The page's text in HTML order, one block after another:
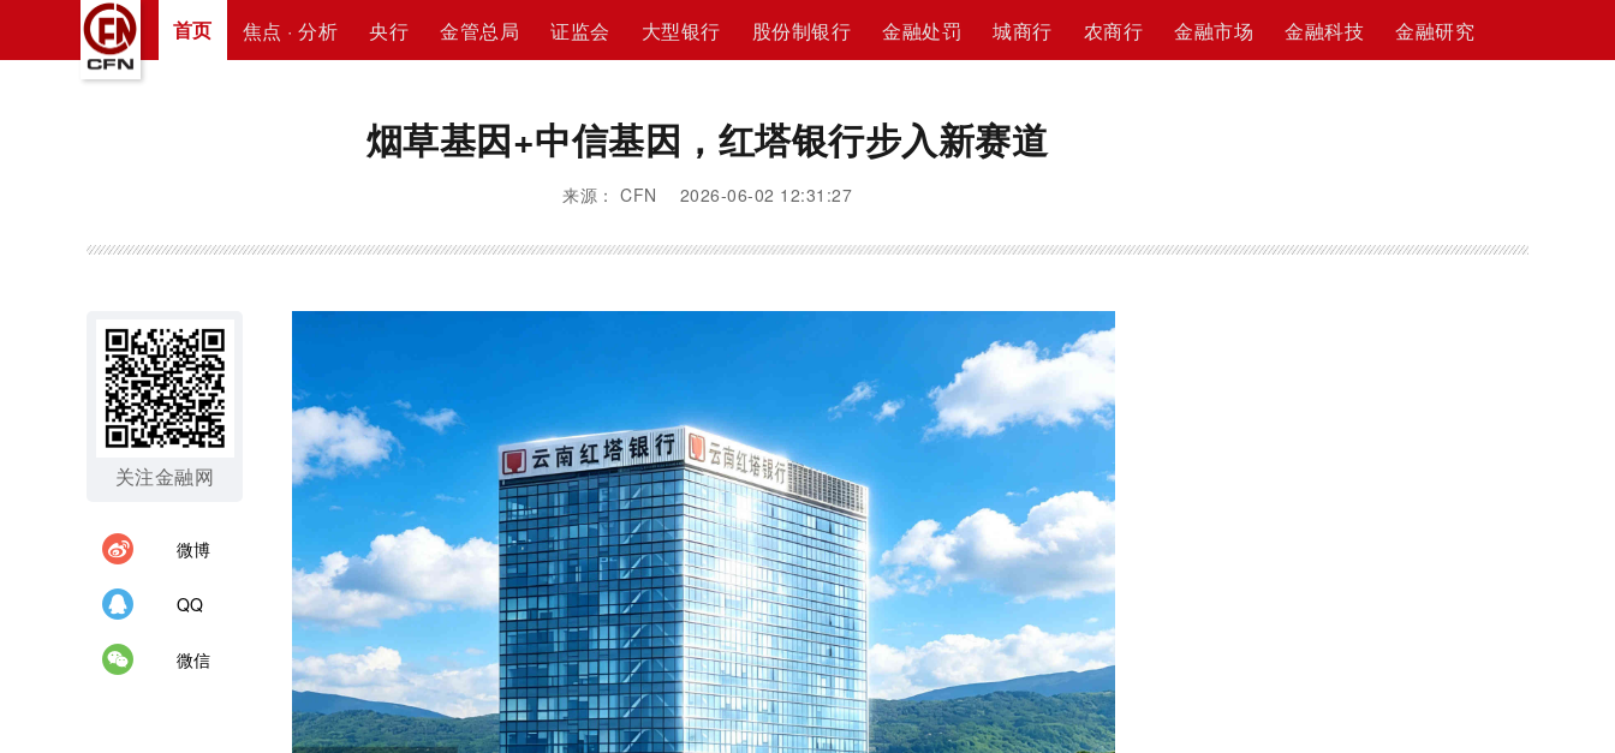
首页 焦点 · 分析 央行 金管总局 证监会 大型银行 股份制银行 金融处罚 城商行 农商行 金融市场 金融科技 金融研究
烟草基因+中信基因，红塔银行步入新赛道
来源： CFN 2026-06-02 12:31:27
关注金融网
微博
QQ
微信